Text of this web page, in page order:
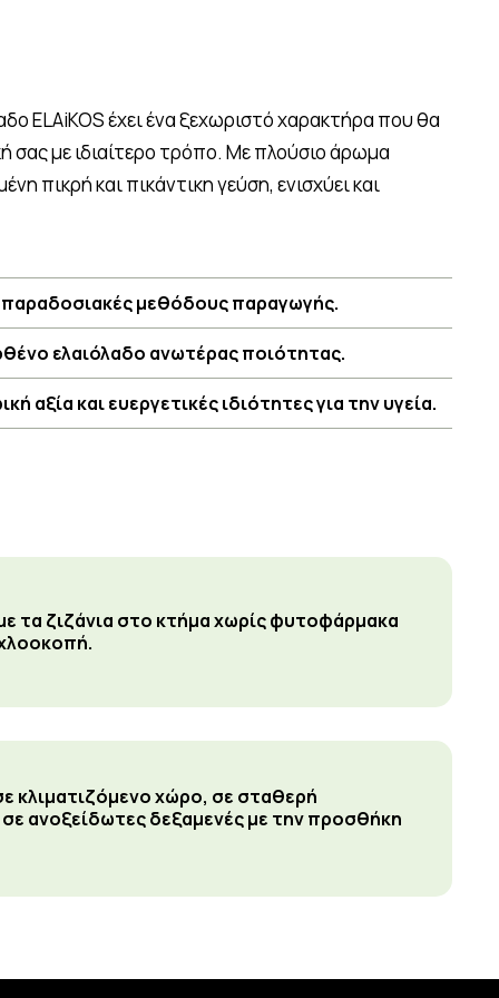
ELAiKOS έχει ένα ξεχωριστό χαρακτήρα που θα
σας με ιδιαίτερο τρόπο. Με πλούσιο άρωμα
πικρή και πικάντικη γεύση, ενισχύει και
μεθόδους παραγωγής.
ελαιόλαδο ανωτέρας ποιότητας.
αξία και ευεργετικές ιδιότητες για την υγεία.
τα ζιζάνια στο κτήμα χωρίς φυτοφάρμακα
κλιματιζόμενο χώρο, σε σταθερή
ανοξείδωτες δεξαμενές με την προσθήκη